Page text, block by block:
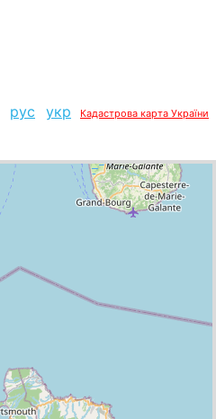
рус укр Кадастрова карта України